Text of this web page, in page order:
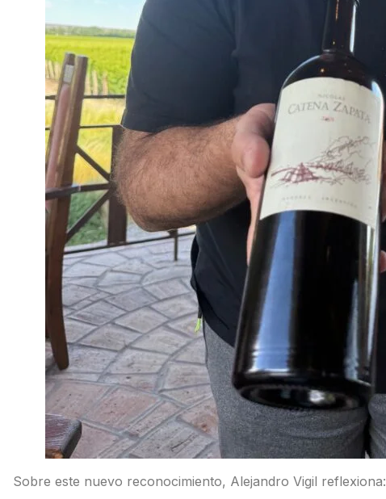
Sobre este nuevo reconocimiento, Alejandro Vigil reflexiona: